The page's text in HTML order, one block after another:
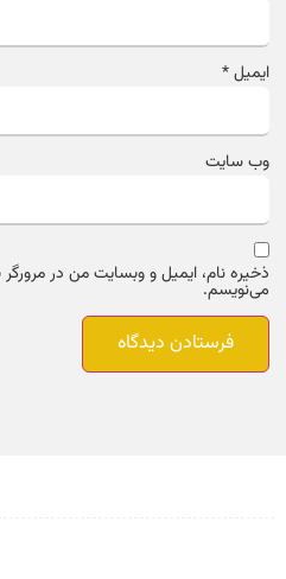
ایمیل*
وب‌ سایت
ذخیره نام، ایمیل و وبسایت من در مرورگر
می‌نویسم.